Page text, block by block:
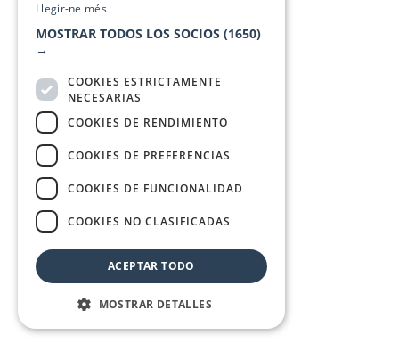
Llegir-ne més
MOSTRAR TODOS LOS SOCIOS (1650)
→
COOKIES ESTRICTAMENTE
NECESARIAS
COOKIES DE RENDIMIENTO
COOKIES DE PREFERENCIAS
COOKIES DE FUNCIONALIDAD
COOKIES NO CLASIFICADAS
ACEPTAR TODO
MOSTRAR DETALLES